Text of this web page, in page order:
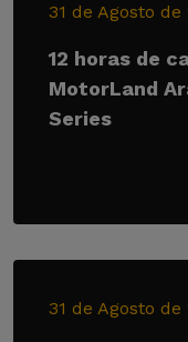
31 de Agosto de
12 horas de
MotorLand
Series
31 de Agosto de